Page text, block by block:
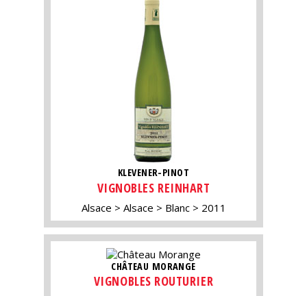
KLEVENER-PINOT
VIGNOBLES REINHART
Alsace Alsace Blanc 2011
CHÂTEAU MORANGE
VIGNOBLES ROUTURIER